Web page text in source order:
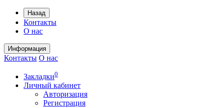
Назад
Контакты
О нас
Информация
Контакты О нас
Закладки0
Личный кабинет
Авторизация
Регистрация